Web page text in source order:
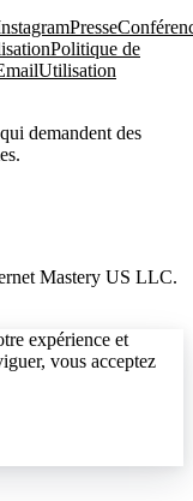
Presse
Politique de
Utilisation
demandent des
Mastery US LLC.
expérience et
vous acceptez